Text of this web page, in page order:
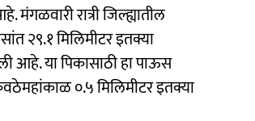
रात्री जिल्ह्यातील
२९.१ मिलिमीटर इतक्या
आहे. या पिकासाठी हा पाऊस
०.५ मिलिमीटर इतक्या